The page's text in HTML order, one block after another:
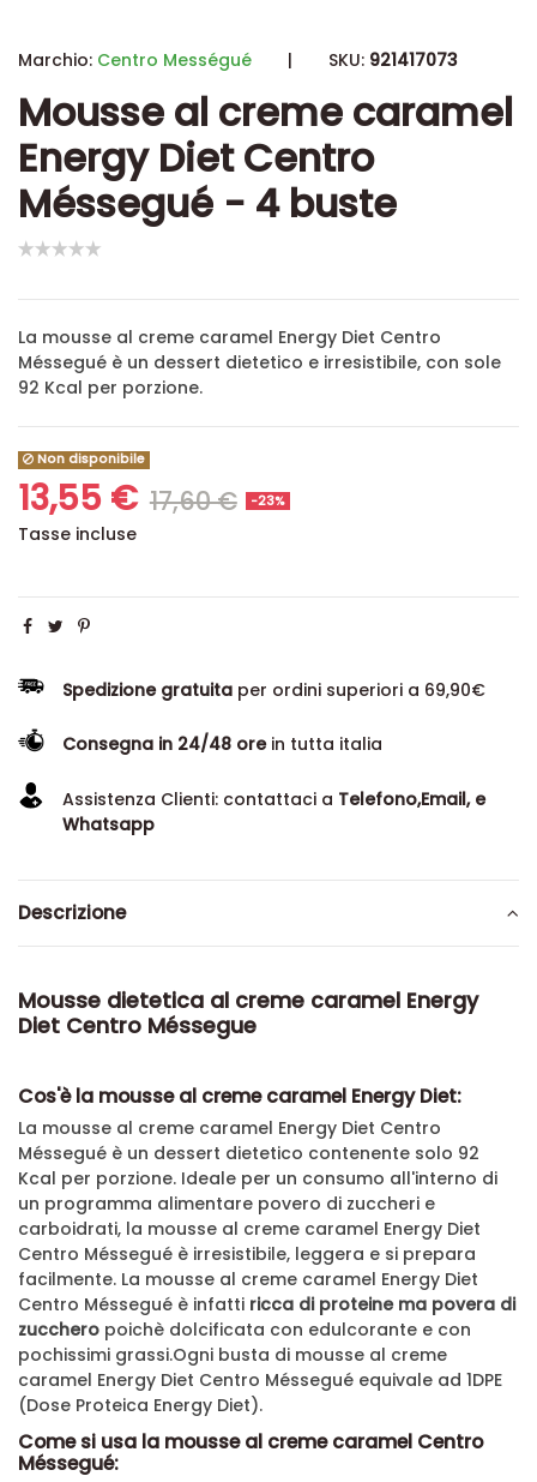
Marchio: Centro Mességué | SKU: 921417073
Mousse al creme caramel
Energy Diet Centro
Méssegué - 4 buste
La mousse al creme caramel Energy Diet Centro
Méssegué è un dessert dietetico e irresistibile, con sole
92 Kcal per porzione.
Non disponibile
13,55 € 17,60 € -23%
Tasse incluse
Spedizione gratuita per ordini superiori a 69,90€
Consegna in 24/48 orein tutta italia
Assistenza Clienti: contattaci a Telefono,Email, e
Whatsapp
Descrizione
Mousse dietetica al creme caramel Energy
Diet Centro Méssegue
Cos'è la mousse al creme caramel Energy Diet:
La mousse al creme caramel Energy Diet Centro
Méssegué è un dessert dietetico contenente solo 92
Kcal per porzione. Ideale per un consumo all'interno di
un programma alimentare povero di zuccheri e
carboidrati, la mousse al creme caramel Energy Diet
Centro Méssegué è irresistibile, leggera e si prepara
facilmente. La mousse al creme caramel Energy Diet
Centro Méssegué è infatti ricca di proteine ma povera di
zucchero poichè dolcificata con edulcorante e con
pochissimi grassi.Ogni busta di mousse al creme
caramel Energy Diet Centro Méssegué equivale ad 1DPE
(Dose Proteica Energy Diet).
Come si usa la mousse al creme caramel Centro
Méssegué: